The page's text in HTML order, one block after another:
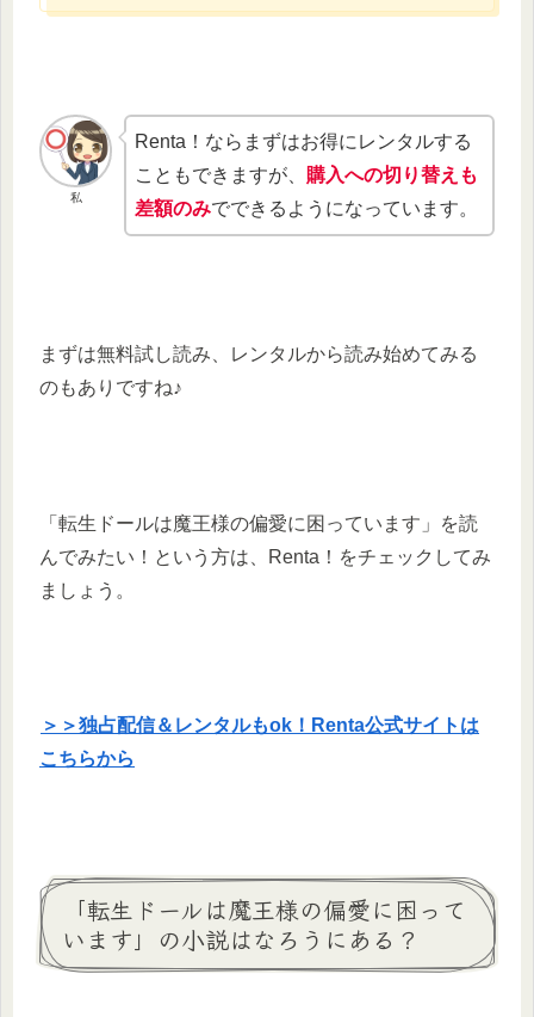
私
Renta！ならまずはお得にレンタルする
こともできますが、 購入への切り替えも
差額のみでできるようになっています。
まずは無料試し読み、レンタルから読み始めてみる
のもありですね♪
「転生ドールは魔王様の偏愛に困っています」を読
んでみたい！という方は、Renta！をチェックしてみ
ましょう。
＞＞独占配信＆レンタルもok！Renta公式サイトは
こちらから
「転生ドールは魔王様の偏愛に困って
います」の小説はなろうにある？